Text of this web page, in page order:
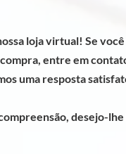
loja virtual! Se
entre em
uma resposta
desejo-lhe